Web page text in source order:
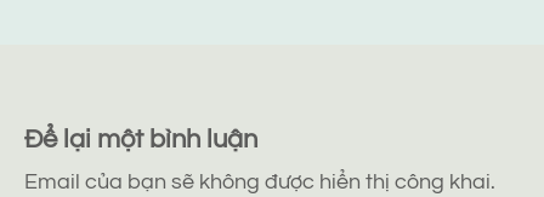
Để lại một bình luận
Email của bạn sẽ không được hiển thị công khai.